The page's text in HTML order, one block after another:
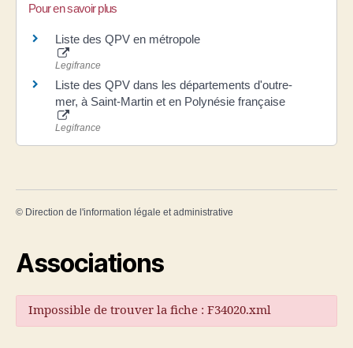
Pour en savoir plus
Liste des QPV en métropole
Legifrance
Liste des QPV dans les départements d'outre-
mer, à Saint-Martin et en Polynésie française
Legifrance
© Direction de l'information légale et administrative
Associations
Impossible de trouver la fiche : F34020.xml